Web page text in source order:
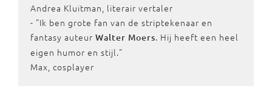
Andrea Kluitman, literair vertaler
- "Ik ben grote fan van de striptekenaar en
fantasy auteur Walter Moers. Hij heeft een heel
eigen humor en stijl."
Max, cosplayer